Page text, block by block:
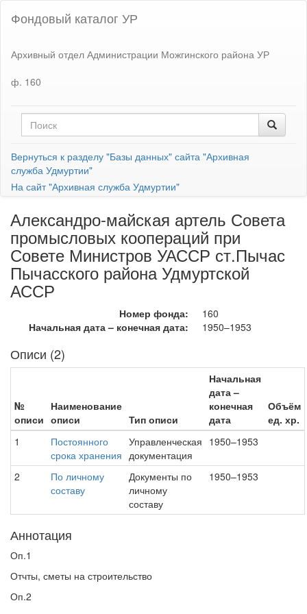
Фондовый каталог УР
Архивный отдел Администрации Можгинского района УР
ф. 160
Вернуться к разделу "Базы данных" сайта "Архивная
служба Удмуртии"
На сайт "Архивная служба Удмуртии"
Александро-майская артель Совета
промысловых коопераций при
Совете Министров УАССР ст.Пычас
Пычасского района Удмуртской
АССР
Номер фонда:
160
Начальная дата – конечная дата:
1950–1953
Описи (2)
№
описи
Наименование
описи
Тип описи
Начальная
дата –
конечная
дата
Объём
ед. хр.
1
Постоянного
срока хранения
Управленческая
документация
1950–1953
2
По личному
составу
Документы по
личному
составу
1950–1953
Аннотация
Оп.1
Отчты, сметы на строительство
Оп.2